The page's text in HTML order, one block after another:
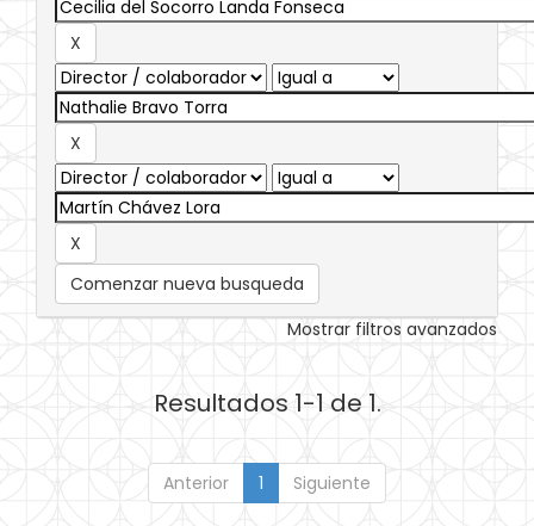
Comenzar nueva busqueda
Mostrar filtros avanzados
Resultados 1-1 de 1.
Anterior 1 Siguiente